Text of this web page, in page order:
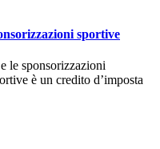
sportive
le sponsorizzazioni
è un credito d’imposta